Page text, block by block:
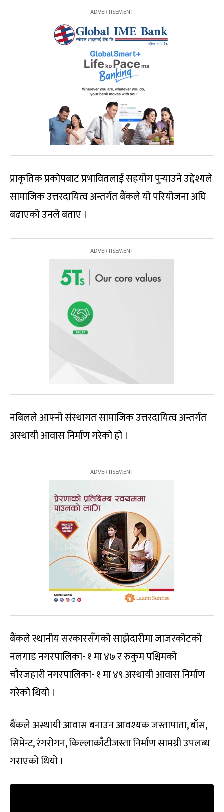
प्राकृतिक प्रकोपबाट प्रभावितलाई सहयोग पुर्‍याउने उद्देश्यले
सामाजिक उत्तरदायित्व अन्तर्गत बैंकले यो परियोजना अघि
बढाएको उनले बताए ।
नबिलले आफ्नो संस्थागत सामाजिक उत्तरदायित्व अन्तर्गत
अस्थायी आवास निर्माण गरेको हो ।
बैंकले स्थानीय सरकारसँगको साझेदारीमा जाजरकोटको
नलगाड नगरपालिका- १ मा ४७ र रुकुम पश्चिमको
चौरजहारी नगरपालिका- १ मा ४९ अस्थायी आवास निर्माण
गरेको थियो ।
बैंकले अस्थायी आवास बनाउन आवश्यक जस्तापाता, बाँस,
सिमेन्ट, रंगरोगन, किल्लाकाँटीजस्ता निर्माण सामग्री उपलब्ध
गराएको थियो ।